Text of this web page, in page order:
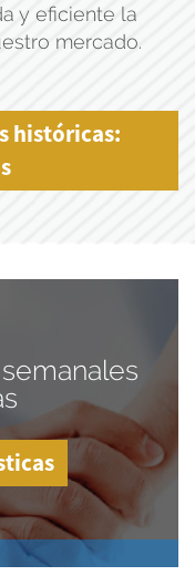
y eficiente la
mercado.
históricas: